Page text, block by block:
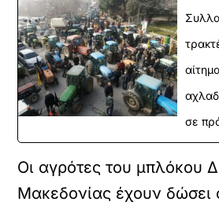
σε
Οι αγρότες του μπλόκου
Μακεδονίας έχουν δώσει